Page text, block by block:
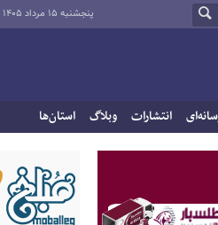
پنجشنبه ۱۵ مرداد ۱۴۰۵
انتشارات وبلاگ استان‌ها